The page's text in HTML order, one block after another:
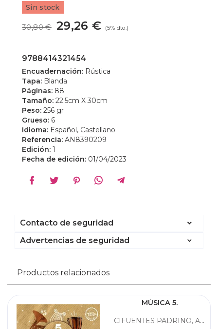
Sin stock
30,80 € 29,26 € (5% dto.)
9788414321454
Encuadernación: Rústica
Tapa: Blanda
Páginas: 88
Tamaño: 22.5cm X 30cm
Peso: 256 gr
Grueso: 6
Idioma: Español, Castellano
Referencia: AN8390209
Edición: 1
Fecha de edición: 01/04/2023
Contacto de seguridad
Advertencias de seguridad
Productos relacionados
MÚSICA 5.
CIFUENTES PADRINO, ALFONSO / F. GANCEDO HUÉRCANOS,